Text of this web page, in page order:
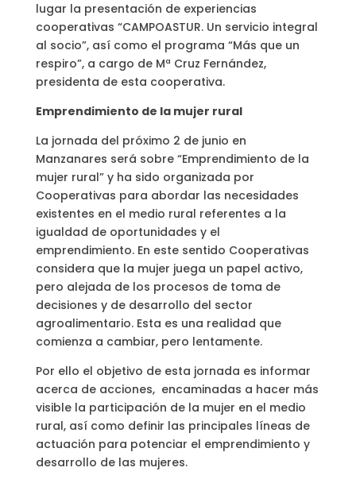
lugar la presentación de experiencias
cooperativas “CAMPOASTUR. Un servicio integral
al socio”, así como el programa “Más que un
respiro”, a cargo de Mª Cruz Fernández,
presidenta de esta cooperativa.
Emprendimiento de la mujer rural
La jornada del próximo 2 de junio en
Manzanares será sobre “Emprendimiento de la
mujer rural” y ha sido organizada por
Cooperativas para abordar las necesidades
existentes en el medio rural referentes a la
igualdad de oportunidades y el
emprendimiento. En este sentido Cooperativas
considera que la mujer juega un papel activo,
pero alejada de los procesos de toma de
decisiones y de desarrollo del sector
agroalimentario. Esta es una realidad que
comienza a cambiar, pero lentamente.
Por ello el objetivo de esta jornada es informar
acerca de acciones, encaminadas a hacer más
visible la participación de la mujer en el medio
rural, así como definir las principales líneas de
actuación para potenciar el emprendimiento y
desarrollo de las mujeres.